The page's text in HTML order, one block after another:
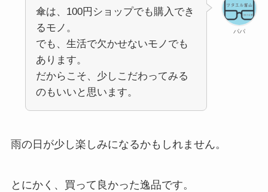
パパ
傘は、100円ショップでも購入でき
るモノ。
でも、生活で欠かせないモノでも
あります。
だからこそ、少しこだわってみる
のもいいと思います。
雨の日が少し楽しみになるかもしれません。
とにかく、買って良かった逸品です。